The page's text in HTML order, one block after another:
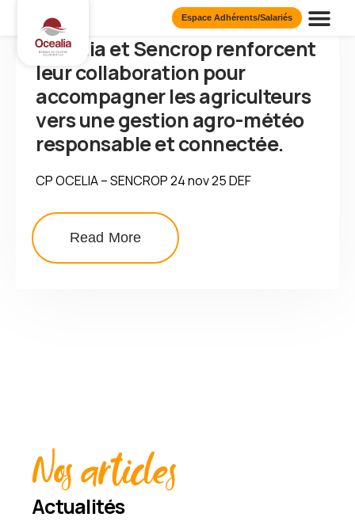
Espace Adhérents/Salariés
25 novembre 2025
Océalia et Sencrop renforcent
leur collaboration pour
accompagner les agriculteurs
vers une gestion agro-météo
responsable et connectée.
CP OCELIA – SENCROP 24 nov 25 DEF
Read More
Nos articles
Actualités